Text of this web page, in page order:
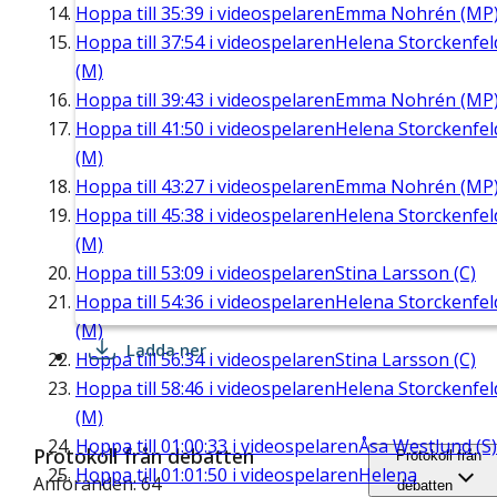
Hoppa till 35:39 i videospelarenEmma Nohrén
Hoppa till 37:54i videospelarenHelena
(M)
Hoppa till 39:43 i videospelarenEmma Nohrén
Hoppa till 41:50 i videospelarenHelena
(M)
Hoppa till 43:27 i videospelarenEmma Nohrén
Hoppa till 45:38 i videospelarenHelena
(M)
Hoppa till 53:09 i videospelarenStina Larsson (C)
Hoppa till 54:36 i videospelarenHelena
(M)
Hoppa till56:34i videospelarenStina Larsson (C)
Hoppa till 58:46 i videospelarenHelena
(M)
Hoppa till 01:00:33 i videospelarenÅsa Westlund (S)
Hoppa till01:01:50 i videospelarenHelena
Ladda ner
Protokoll från debatten
Anföranden: 64
Protokoll från
debatten